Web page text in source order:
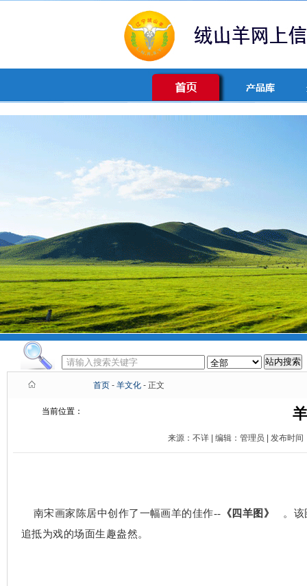
当前位置：
首页 - 羊文化 - 正文
来源：不详 | 编辑：管理员 | 发布时
南宋画家陈居中创作了一幅画羊的佳作-- 《四羊图》 。 该
追抵为戏的场面生趣盎然。